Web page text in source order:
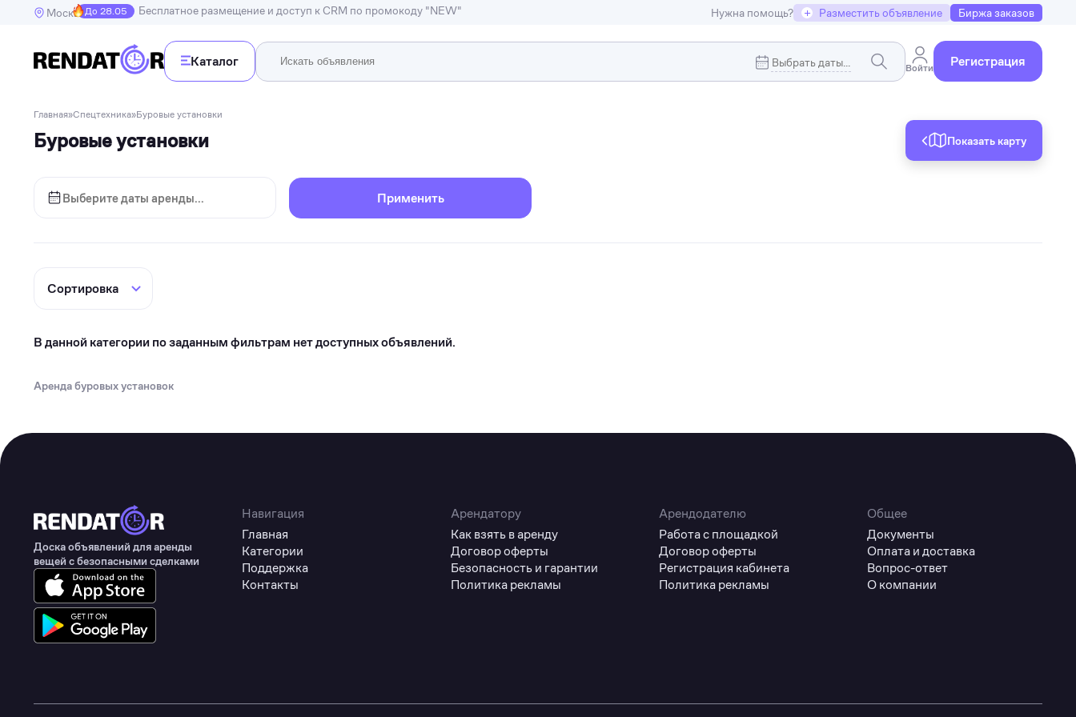
МоскваДо 28.05 Бесплатное размещение и доступ к CRM по промокоду "NEW" Нужна помощь? + Разместить объявление Биржа заказов
Каталог Войти Регистрация
Недвижимость
Транспорт
Инструменты
Спорт
Для дома и дачи
Товары для животных
Здоровье
Цифровые товары
Коммерческая недвижимость
Главная»Спецтехника»Буровые установки
Буровые установки Показать карту
Применить
В данной категории по заданным фильтрам нет доступных объявлений.
Аренда буровых установок
Доска объявлений для аренды
вещей с безопасными сделками
Навигация
Главная
Категории
Поддержка
Контакты
Арендатору
Как взять в аренду
Договор оферты
Безопасность и гарантии
Политика рекламы
Арендодателю
Работа с площадкой
Договор оферты
Регистрация кабинета
Политика рекламы
Общее
Документы
Оплата и доставка
Вопрос-ответ
О компании